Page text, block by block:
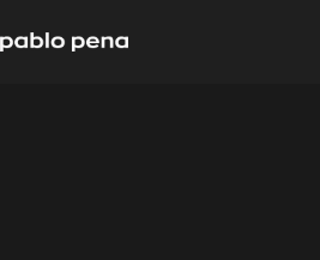
contenido